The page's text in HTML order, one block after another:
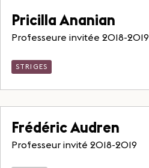
Pricilla Ananian
Professeure invitée 2018-2019
STRIGES
Frédéric Audren
Professeur invité 2018-2019